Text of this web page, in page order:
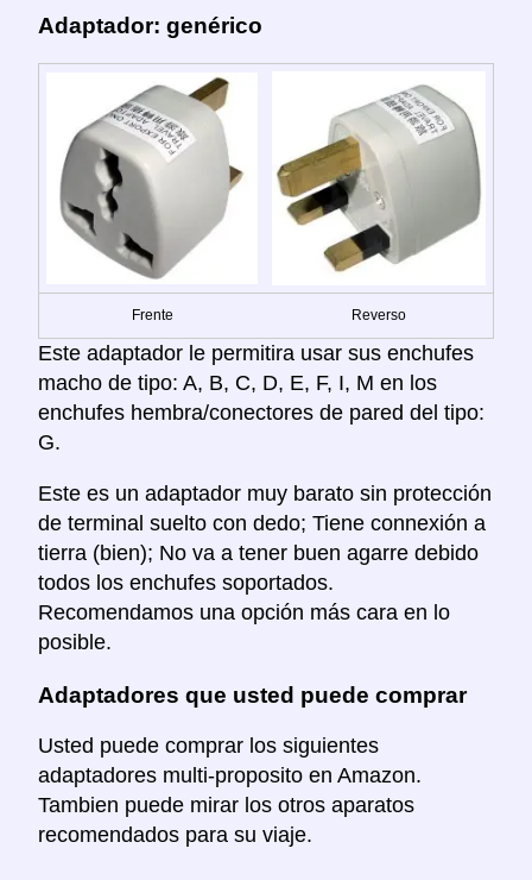
Adaptador: genérico
Frente Reverso
Este adaptador le permitira usar sus enchufes
macho de tipo: A, B, C, D, E, F, I, M en los
enchufes hembra/conectores de pared del tipo:
G.
Este es un adaptador muy barato sin protección
de terminal suelto con dedo; Tiene connexión a
tierra (bien); No va a tener buen agarre debido
todos los enchufes soportados.
Recomendamos una opción más cara en lo
posible.
Adaptadores que usted puede comprar
Usted puede comprar los siguientes
adaptadores multi-proposito en Amazon.
Tambien puede mirar los otros aparatos
recomendados para su viaje.